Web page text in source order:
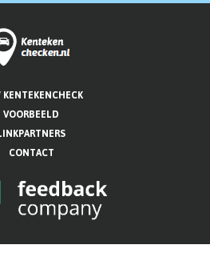
KENTEKENCHECK
VOORBEELD
CONTACT